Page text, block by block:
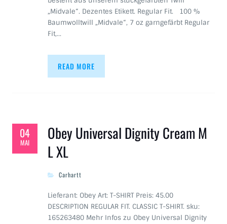
„Midvale“. Dezentes Etikett. Regular Fit. 100 %
Baumwolltwill „Midvale“, 7 oz garngefärbt Regular
Fit,…
READ MORE
04
MAI
Obey Universal Dignity Cream M
L XL
Carhartt
Lieferant: Obey Art: T-SHIRT Preis: 45.00
DESCRIPTION REGULAR FIT. CLASSIC T-SHIRT. sku:
165263480 Mehr Infos zu Obey Universal Dignity